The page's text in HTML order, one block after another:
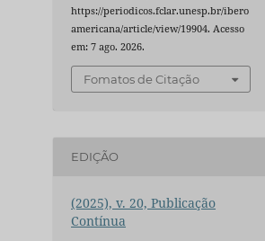
https://periodicos.fclar.unesp.br/ibero
americana/article/view/19904. Acesso
em: 7 ago. 2026.
Fomatos de Citação
EDIÇÃO
(2025), v. 20, Publicação
Contínua